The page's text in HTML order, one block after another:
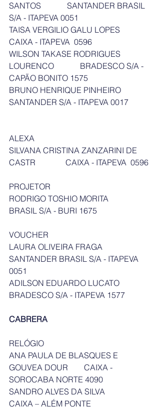
SANTOS             SANTANDER BRASIL
S/A - ITAPEVA 0051
TAISA VERGILIO GALU LOPES
CAIXA - ITAPEVA  0596
WILSON TAKASE RODRIGUES
LOURENCO             BRADESCO S/A -
CAPÃO BONITO 1575
BRUNO HENRIQUE PINHEIRO
SANTANDER S/A - ITAPEVA 0017
ALEXA
SILVANA CRISTINA ZANZARINI DE
CASTR               CAIXA - ITAPEVA  0596
PROJETOR
RODRIGO TOSHIO MORITA
BRASIL S/A - BURI 1675
VOUCHER
LAURA OLIVEIRA FRAGA
SANTANDER BRASIL S/A - ITAPEVA
0051
ADILSON EDUARDO LUCATO
BRADESCO S/A - ITAPEVA 1577
CABRERA
RELÓGIO
ANA PAULA DE BLASQUES E
GOUVEA DOUR        CAIXA -
SOROCABA NORTE 4090
SANDRO ALVES DA SILVA
CAIXA – ALÉM PONTE